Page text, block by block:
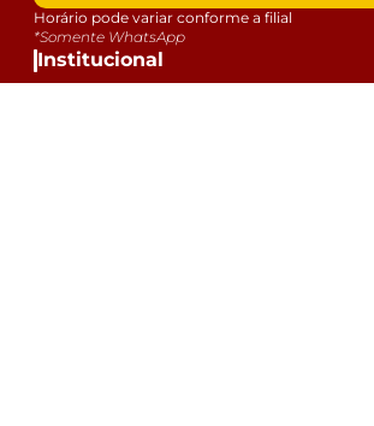
Institucional
Horário pode variar conforme a filial
*Somente WhatsApp